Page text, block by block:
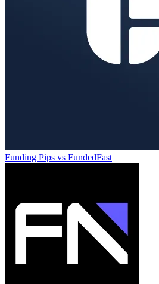
Funding Pips vs FundedFast